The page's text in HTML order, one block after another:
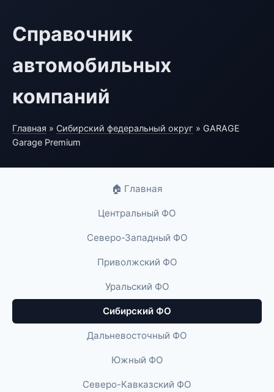
Справочник
автомобильных
компаний
Главная » Сибирский федеральный округ » GARAGE
Garage Premium
🏠 Главная
Центральный ФО
Северо-Западный ФО
Приволжский ФО
Уральский ФО
Сибирский ФО
Дальневосточный ФО
Южный ФО
Северо-Кавказский ФО